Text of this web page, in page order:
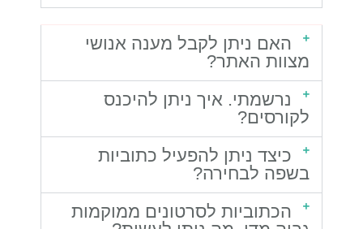
האם ניתן לקבל מענה אנושי
מצוות האתר?
נרשמתי. איך ניתן להיכנס
לקורסים?
כיצד ניתן להפעיל כתוביות
בשפה לבחירה?
הכתוביות לסרטונים ממוקמות